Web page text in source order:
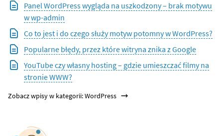
Panel WordPress wygląda na uszkodzony – brak motywu
w wp-admin
Co to jest i do czego służy motyw potomny w WordPress?
Popularne błędy, przez które witryna znika z Google
YouTube czy własny hosting – gdzie umieszczać filmy na
stronie WWW?
Zobacz wpisy w kategorii: WordPress